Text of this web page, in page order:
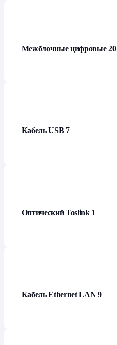
Межблочные цифровые20
Кабель USB 7
Оптический Toslink 1
Кабель Ethernet LAN9